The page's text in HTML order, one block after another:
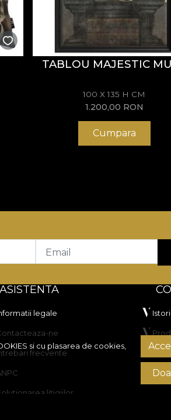
TABLOU MAJESTIC
100 X 135 H CM
1.200,00 RON
Cumpara
si cu plasarea de cookies,
Email
ASISTENTA
legale
ne
frecvente
litigiilor